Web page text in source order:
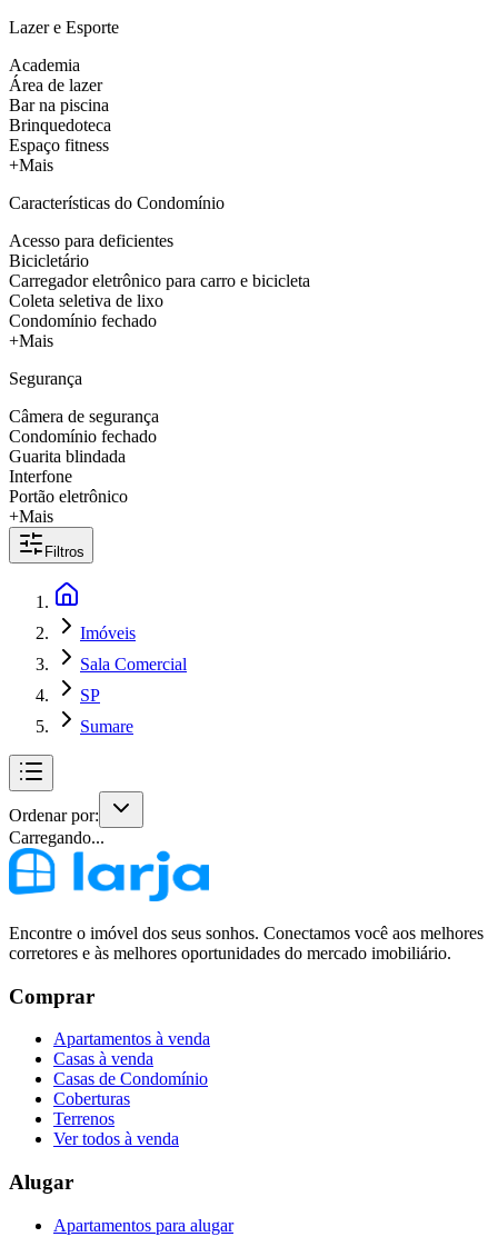
Lazer e Esporte
Academia
Área de lazer
Bar na piscina
Brinquedoteca
Espaço fitness
+Mais
Características do Condomínio
Acesso para deficientes
Bicicletário
Carregador eletrônico para carro e bicicleta
Coleta seletiva de lixo
Condomínio fechado
+Mais
Segurança
Câmera de segurança
Condomínio fechado
Guarita blindada
Interfone
Portão eletrônico
+Mais
Filtros
Imóveis
Sala Comercial
SP
Sumare
Ordenar por:
Carregando...
Encontre o imóvel dos seus sonhos. Conectamos você aos melhores
corretores e às melhores oportunidades do mercado imobiliário.
Comprar
Apartamentos à venda
Casas à venda
Casas de Condomínio
Coberturas
Terrenos
Ver todos à venda
Alugar
Apartamentos para alugar